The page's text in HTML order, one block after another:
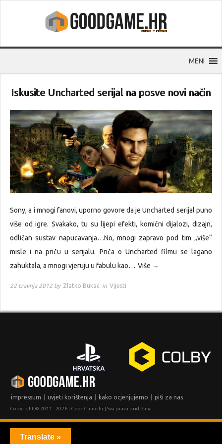
MENI
Iskusite Uncharted serijal na posve novi način
Sony, a i mnogi fanovi, uporno govore da je Uncharted serijal puno
više od igre. Svakako, tu su lijepi efekti, komični dijalozi, dizajn,
odličan sustav napucavanja…No, mnogi zapravo pod tim „više“
misle i na priču u serijalu. Priča o Uncharted filmu se lagano
zahuktala, a mnogi vjeruju u fabulu kao… Više →
22 travnja 2012 by Zlatko Bukač in Vijesti
impressum uvjeti korištenja kako ocjenjujemo piši za nas
Copyright © 2011 - 2026 | GoodGame.hr | Sva prava pridržana.
Translate »